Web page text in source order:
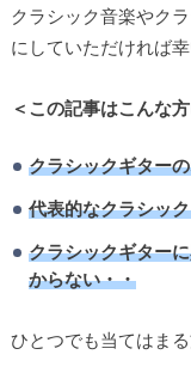
クラシック音楽やク
にしていただければ幸
＜この記事はこんな
クラシックギター
代表的なクラシッ
クラシックギター
からない・・
ひとつでも当てはま